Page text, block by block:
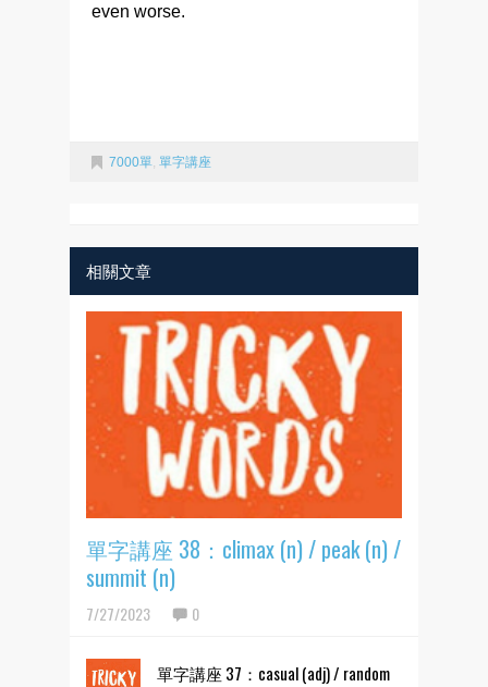
even worse.
7000單 單字講座
相關文章
單字講座 38：climax (n) / peak (n) /
summit (n)
7/27/2023 0
單字講座 37：casual (adj) / random